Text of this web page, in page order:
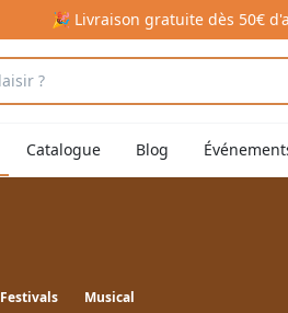
🎉 Livraison gratuite dès 50€
Catalogue Blog
Festivals Musical